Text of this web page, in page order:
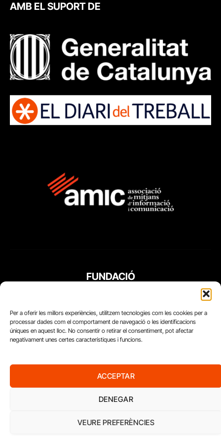
Per a oferir les millors experiències, utilitzem tecnologies com les cookies per a
processar dades com el comportament de navegació o les identificacions
úniques en aquest lloc. No consentir o retirar el consentiment, pot afectar
negativament unes certes característiques i funcions.
ACCEPTAR
DENEGAR
VEURE PREFERÈNCIES
AMB EL SUPORT DE
FUNDACIÓ